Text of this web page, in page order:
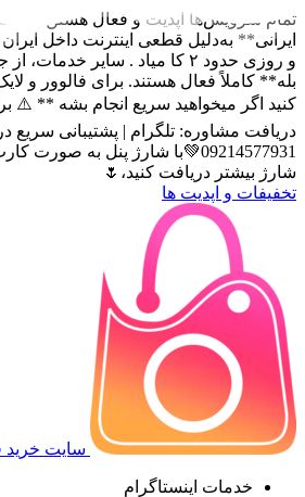
آپدیت و فعال هستن ✅ فقط
به‌دلیل قطعی اینترنت داخل ایران سرعت
و روزی حدود ۲ کا میاد . سایر خدمات، از جمله
فعال هستند. برای فالوور و لایک فعلاً
میخواهید سریع انجام بشه ** ⚠️ برای
تلگرام | پشتیبانی سریع در روبیکا و
دریافت کنید،🌷
و اپدیت ها
سایت خرید فالوور
اینستاگرام